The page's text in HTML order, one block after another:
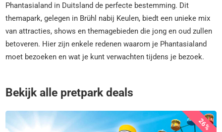
Phantasialand in Duitsland de perfecte bestemming. Dit
themapark, gelegen in Brühl nabij Keulen, biedt een unieke mix
van attracties, shows en themagebieden die jong en oud zullen
betoveren. Hier zijn enkele redenen waarom je Phantasialand
moet bezoeken en wat je kunt verwachten tijdens je bezoek.
Bekijk alle pretpark deals
26%